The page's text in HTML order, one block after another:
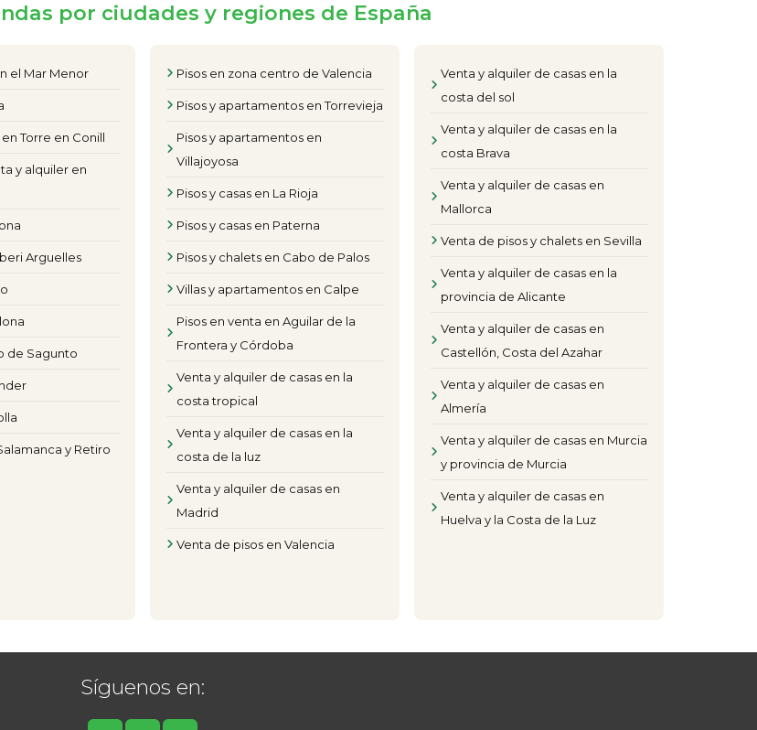
por ciudades y regiones de España
el Mar Menor
Torre en Conill
y alquiler en
Arguelles
de Sagunto
y Retiro
Pisos en zona centro de Valencia
Pisos y apartamentos en Torrevieja
Pisos y apartamentos en
Villajoyosa
Pisos y casas en La Rioja
Pisos y casas en Paterna
Pisos y chalets en Cabo de Palos
Villas y apartamentos en Calpe
Pisos en venta en Aguilar de la
Frontera y Córdoba
Venta y alquiler de casas en la
costa tropical
Venta y alquiler de casas en la
costa de la luz
Venta y alquiler de casas en
Madrid
Venta de pisos en Valencia
Venta y alquiler de casas en la
costa del sol
Venta y alquiler de casas en la
costa Brava
Venta y alquiler de casas en
Mallorca
Venta de pisos y chalets en Sevilla
Venta y alquiler de casas en la
provincia de Alicante
Venta y alquiler de casas en
Castellón, Costa del Azahar
Venta y alquiler de casas en
Almería
Venta y alquiler de casas en Murcia
y provincia de Murcia
Venta y alquiler de casas en
Huelva y la Costa de la Luz
Síguenos en: